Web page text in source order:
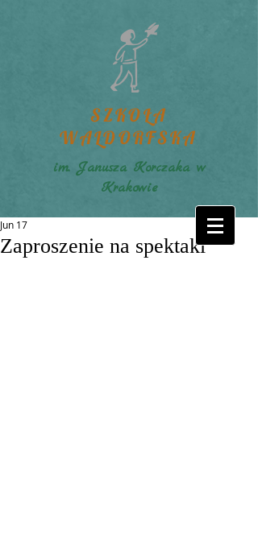
SZKOŁA
WALDORFSKA
im. Janusza Korczaka w
Krakowie
Zaproszenie na spektakl
Jun 17